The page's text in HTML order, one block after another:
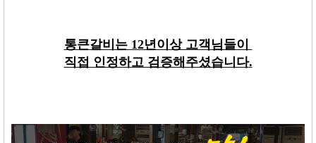
통큰갈비는 12년이상 고객님들이
직접 인정하고 검증해주셨습니다.